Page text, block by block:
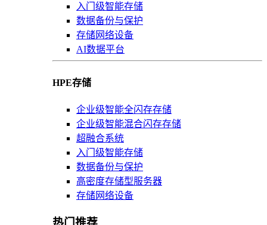
入门级智能存储
数据备份与保护
存储网络设备
AI数据平台
HPE存储
企业级智能全闪存存储
企业级智能混合闪存存储
超融合系统
入门级智能存储
数据备份与保护
高密度存储型服务器
存储网络设备
热门推荐